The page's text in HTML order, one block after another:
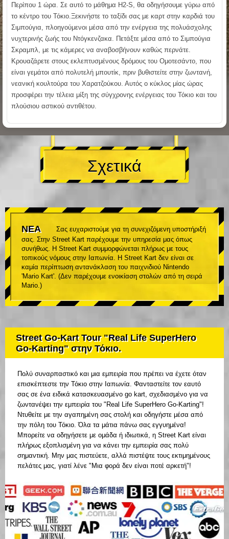
Περίπου 1 ώρα. Σε αυτό το μάθημα H2-S, θα οδηγήσουμε γύρω από
το κέντρο του Τόκιο.Ξεκινήστε το ταξίδι σας με καρτ στην καρδιά του
Σιμπούγια, πλοηγούμενοι μέσα από την ενέργεια της πολυάσχολης
νυχτερινής ζωής του Ντόγκενζακα. Πετάξτε μέσα από το Σιμπούγια
Σκραμπλ, με τις κάμερες να αναβοσβήνουν καθώς περνάτε.
Κρουαζάρετε στους εκλεπτυσμένους δρόμους του Ομοτεσάντο, που
είναι γεμάτοι από πολυτελή μπουτίκ, πριν βυθιστείτε στην ζωντανή,
νεανική κουλτούρα του Χαρατζούκου. Αυτός ο κύκλος μίας ώρας
προσφέρει την τέλεια μίξη της σύγχρονης ενέργειας του Τόκιο και του
πλούσιου αστικού αντιθέτου.
Σχετικά
ΝΕΑ
Σας ευχαριστούμε για τη συνεχιζόμενη υποστήριξή
σας. Στην Street Kart παρέχουμε την υπηρεσία μας όπως
συνήθως. Η Street Kart συμμορφώνεται πλήρως με τους
τοπικούς νόμους στην Ιαπωνία. Η Street Kart δεν είναι σε
καμία περίπτωση αντανάκλαση του παιχνιδιού Nintendo
'Mario Kart'. (Δεν παρέχουμε ενοικίαση στολών από τη σειρά
Mario.)
Street Go-Kart Tour "Real Life SuperHero
Go-Karting" στην Τόκιο.
Πολύ συναρπαστικό και μια εμπειρία που πρέπει να έχετε όταν
επισκέπτεστε την Τόκιο στην Ιαπωνία. Φανταστείτε τον εαυτό
σας σε ένα ειδικά κατασκευασμένο go kart, σχεδιασμένο για να
ζωντανέψει την εμπειρία του "Real Life SuperHero Go-Karting"!
Ντυθείτε με την αγαπημένη σας στολή και οδηγήστε μέσα από
την πόλη του Τόκιο. Όλα τα μάτια πάνω σας εγγυημένα!
Μπορείτε να οδηγήσετε με ομάδα ή ιδιωτικά, η Street Kart είναι
πλήρως εξοπλισμένη για να κάνει την εμπειρία σας πολύ
σημαντική. Μην μας πιστεύετε, αλλά πιστέψτε τους εκτιμημένους
πελάτες μας, γιατί λένε "Μια φορά δεν είναι ποτέ αρκετή"!